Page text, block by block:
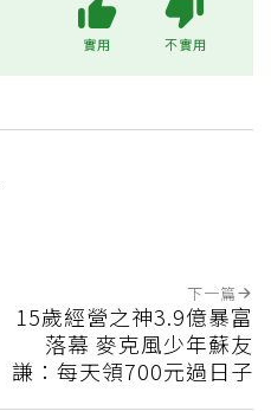
實用 不實用
下一篇
15歲經營之神3.9億暴富
落幕 麥克風少年蘇友
謙：每天領700元過日子